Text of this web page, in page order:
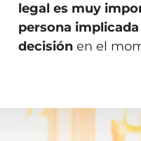
legal es muy
persona
decisión en el